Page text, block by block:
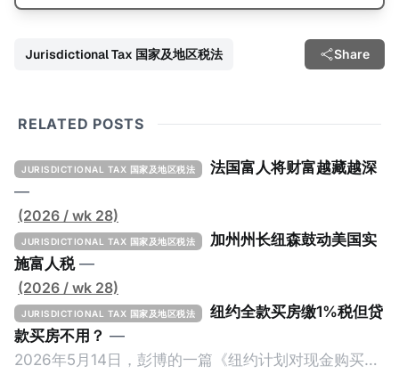
Jurisdictional Tax 国家及地区税法 Share
RELATED POSTS
JURISDICTIONAL TAX 国家及地区税法
法国富人将财富越藏越深
—
(2026 / wk 28)
JURISDICTIONAL TAX 国家及地区税法
加州州长纽森鼓动美国实
施富人税 —
(2026 / wk 28)
JURISDICTIONAL TAX 国家及地区税法
纽约全款买房缴1%税但贷
款买房不用？ —
2026年5月14日，彭博的一篇《纽约计划对现金购买的